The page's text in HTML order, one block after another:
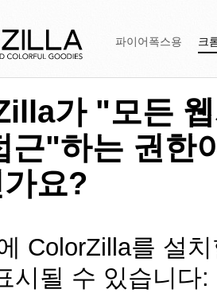
파이어폭스용 크
가 "모든
근"하는 권한
요?
ColorZilla를 설
시될 수 있습니다: